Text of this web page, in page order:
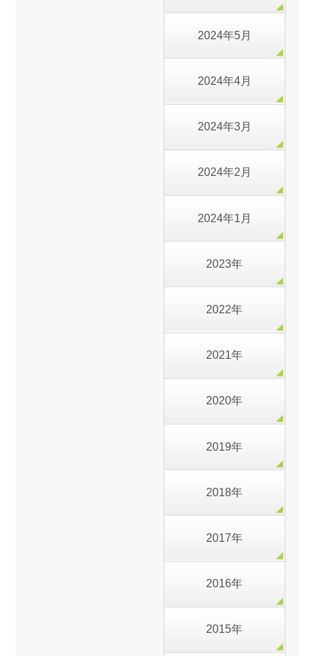
2024年5月
2024年4月
2024年3月
2024年2月
2024年1月
2023年
2022年
2021年
2020年
2019年
2018年
2017年
2016年
2015年